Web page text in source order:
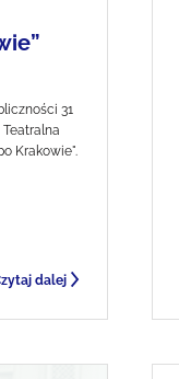
31
Krakowie".
dalej